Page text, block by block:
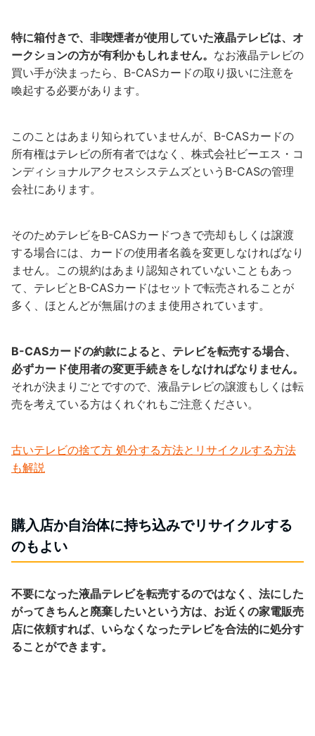
特に箱付きで、非喫煙者が使用していた液晶テレビは、オ
ークションの方が有利かもしれません。 なお液晶テレビの
買い手が決まったら、B-CASカードの取り扱いに注意を
喚起する必要があります。
このことはあまり知られていませんが、B-CASカードの
所有権はテレビの所有者ではなく、株式会社ビーエス・コ
ンディショナルアクセスシステムズというB-CASの管理
会社にあります。
そのためテレビをB-CASカードつきで売却もしくは譲渡
する場合には、カードの使用者名義を変更しなければなり
ません。この規約はあまり認知されていないこともあっ
て、テレビとB-CASカードはセットで転売されることが
多く、ほとんどが無届けのまま使用されています。
B-CASカードの約款によると、テレビを転売する場合、
必ずカード使用者の変更手続きをしなければなりません。
それが決まりごとですので、液晶テレビの譲渡もしくは転
売を考えている方はくれぐれもご注意ください。
古いテレビの捨て方 処分する方法とリサイクルする方法
も解説
購入店か自治体に持ち込みでリサイクルする
のもよい
不要になった液晶テレビを転売するのではなく、法にした
がってきちんと廃棄したいという方は、お近くの家電販売
店に依頼すれば、いらなくなったテレビを合法的に処分す
ることができます。